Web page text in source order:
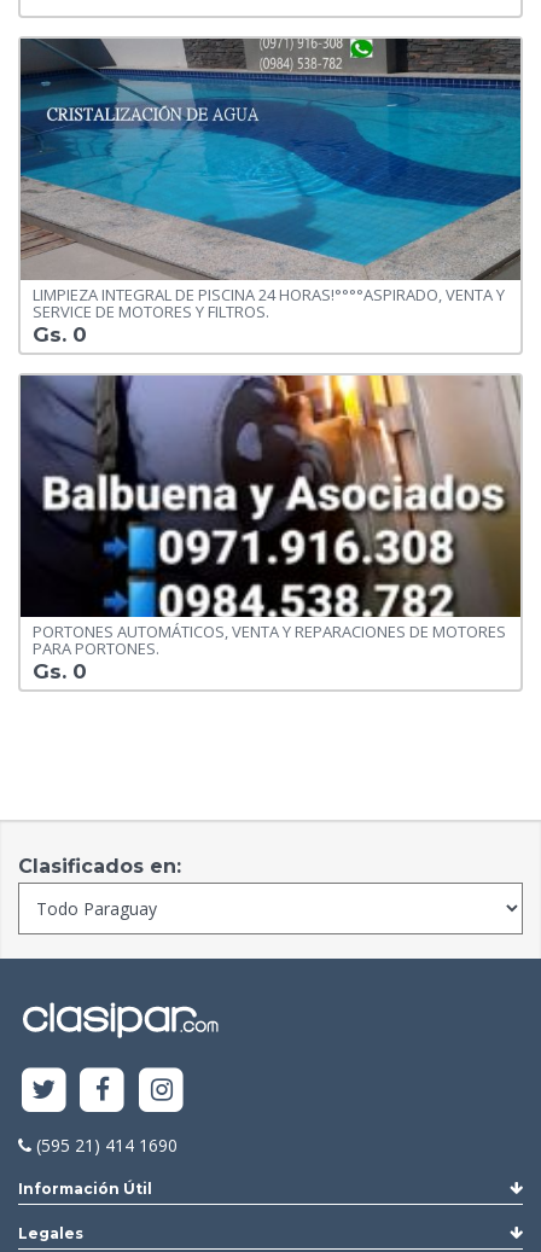
LIMPIEZA INTEGRAL DE PISCINA 24 HORAS!°°°°ASPIRADO, VENTA Y
SERVICE DE MOTORES Y FILTROS.
Gs. 0
PORTONES AUTOMÁTICOS, VENTA Y REPARACIONES DE MOTORES
PARA PORTONES.
Gs. 0
Clasificados en:
(595 21) 414 1690
Información Útil
Legales